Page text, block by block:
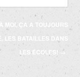
MOI, ÇA A TOUJOURS
LES BATAILLES DANS
LES ÉCOLES!
→